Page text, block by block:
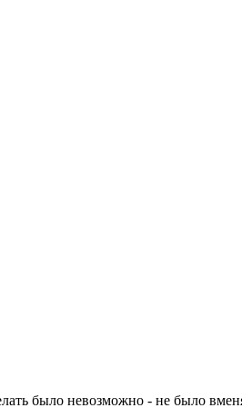
было невозможно - не было